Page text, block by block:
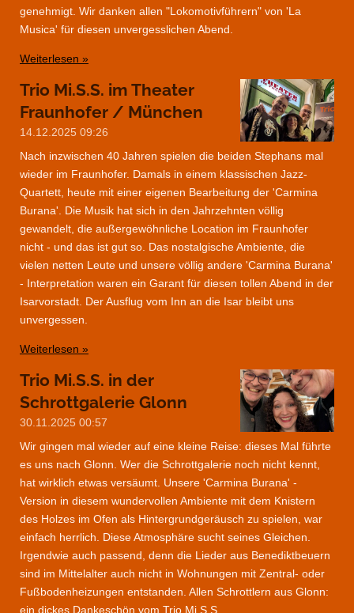
genehmigt. Wir danken allen "Lokomotivführern" von 'La
Musica' für diesen unvergesslichen Abend.
Weiterlesen »
Trio Mi.S.S. im Theater
Fraunhofer / München
14.12.2025 09:26
Nach inzwischen 40 Jahren spielen die beiden Stephans mal
wieder im Fraunhofer. Damals in einem klassischen Jazz-
Quartett, heute mit einer eigenen Bearbeitung der 'Carmina
Burana'. Die Musik hat sich in den Jahrzehnten völlig
gewandelt, die außergewöhnliche Location im Fraunhofer
nicht - und das ist gut so. Das nostalgische Ambiente, die
vielen netten Leute und unsere völlig andere 'Carmina Burana'
- Interpretation waren ein Garant für diesen tollen Abend in der
Isarvorstadt. Der Ausflug vom Inn an die Isar bleibt uns
unvergessen.
Weiterlesen »
Trio Mi.S.S. in der
Schrottgalerie Glonn
30.11.2025 00:57
Wir gingen mal wieder auf eine kleine Reise: dieses Mal führte
es uns nach Glonn. Wer die Schrottgalerie noch nicht kennt,
hat wirklich etwas versäumt. Unsere 'Carmina Burana' -
Version in diesem wundervollen Ambiente mit dem Knistern
des Holzes im Ofen als Hintergrundgeräusch zu spielen, war
einfach herrlich. Diese Atmosphäre sucht seines Gleichen.
Irgendwie auch passend, denn die Lieder aus Benediktbeuern
sind im Mittelalter auch nicht in Wohnungen mit Zentral- oder
Fußbodenheizungen entstanden. Allen Schrottlern aus Glonn:
ein dickes Dankeschön vom Trio Mi.S.S.